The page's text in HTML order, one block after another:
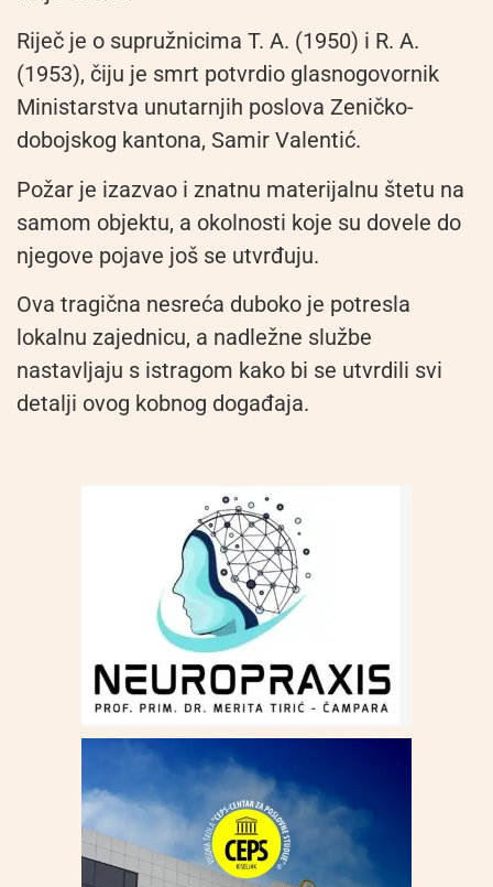
Riječ je o supružnicima T. A. (1950) i R. A.
(1953), čiju je smrt potvrdio glasnogovornik
Ministarstva unutarnjih poslova Zeničko-
dobojskog kantona, Samir Valentić.
Požar je izazvao i znatnu materijalnu štetu na
samom objektu, a okolnosti koje su dovele do
njegove pojave još se utvrđuju.
Ova tragična nesreća duboko je potresla
lokalnu zajednicu, a nadležne službe
nastavljaju s istragom kako bi se utvrdili svi
detalji ovog kobnog događaja.